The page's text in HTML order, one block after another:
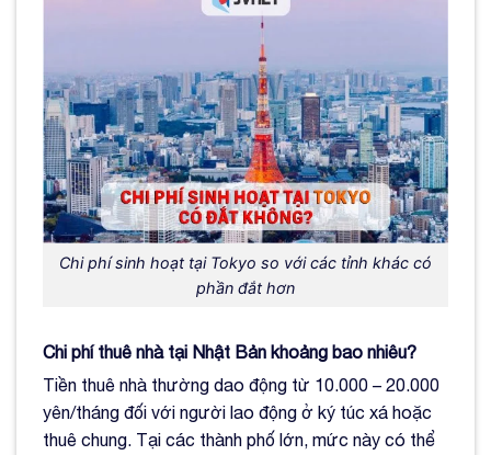
Chi phí sinh hoạt tại Tokyo so với các tỉnh khác có
phần đắt hơn
Chi phí thuê nhà tại Nhật Bản khoảng bao nhiêu?
Tiền thuê nhà thường dao động từ 10.000 – 20.000
yên/tháng đối với người lao động ở ký túc xá hoặc
thuê chung. Tại các thành phố lớn, mức này có thể